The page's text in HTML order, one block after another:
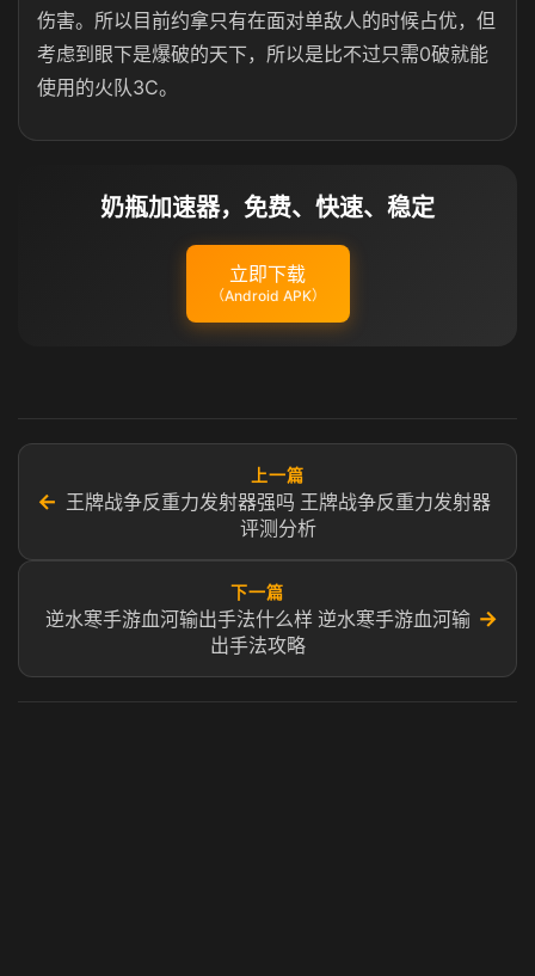
伤害。所以目前约拿只有在面对单敌人的时候占优，但
考虑到眼下是爆破的天下，所以是比不过只需0破就能
使用的火队3C。
奶瓶加速器，免费、快速、稳定
立即下载
（Android APK）
←
上一篇
王牌战争反重力发射器强吗 王牌战争反重力发射器
评测分析
下一篇
逆水寒手游血河输出手法什么样 逆水寒手游血河输
出手法攻略
→